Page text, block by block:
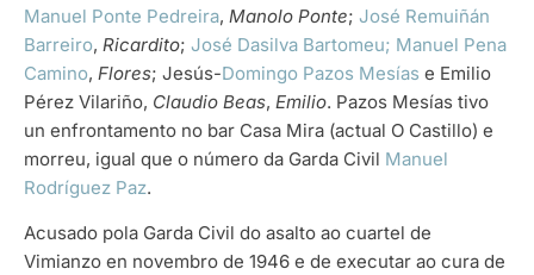
Manuel Ponte Pedreira, Manolo Ponte; José Remuiñán
Barreiro, Ricardito; José Dasilva Bartomeu; Manuel Pena
Camino, Flores; Jesús-Domingo Pazos Mesías e Emilio
Pérez Vilariño, Claudio Beas, Emilio. Pazos Mesías tivo
un enfrontamento no bar Casa Mira (actual O Castillo) e
morreu, igual que o número da Garda Civil Manuel
Rodríguez Paz.
Acusado pola Garda Civil do asalto ao cuartel de
Vimianzo en novembro de 1946 e de executar ao cura de